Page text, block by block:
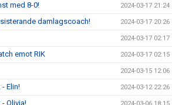
med 8-0! 2024-03-17 21:24
damlagscoach! 2024-03-17 20:26
2024-03-17 02:17
emot RIK 2024-03-17 02:15
2024-03-15 12:06
Elin! 2024-03-12 22:26
Olivia!